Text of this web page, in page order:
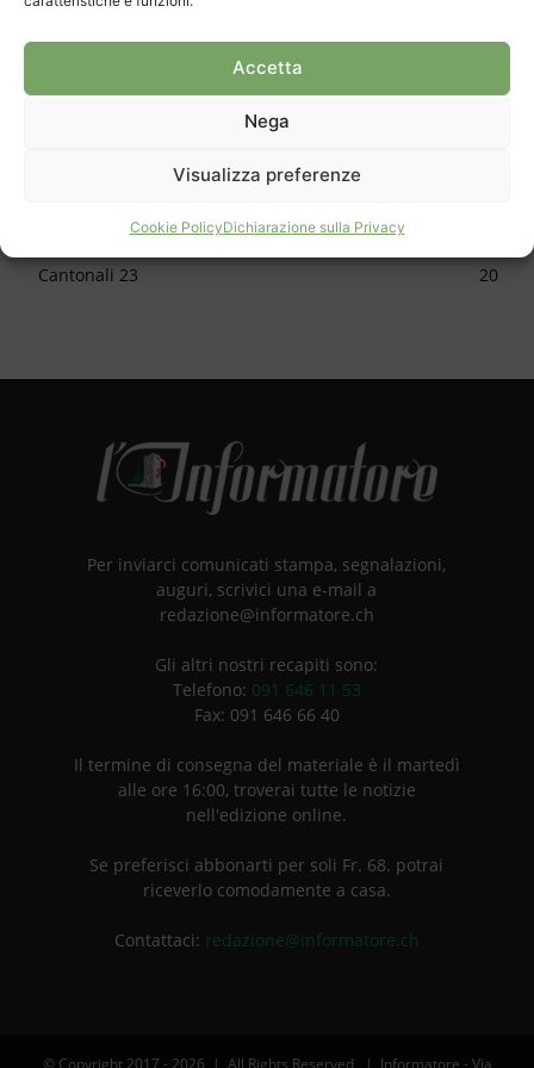
Accetta
Nega
Visualizza preferenze
Cookie PolicyDichiarazione sulla Privacy
CATEGORIE
Cultura
623
Approfondimento
Cantonali 23
20
Per inviarci comunicati stampa, segnalazioni,
auguri, scrivici una e-mail a
redazione@informatore.ch
Gli altri nostri recapiti sono:
Telefono: 091 646 11 53
Fax: 091 646 66 40
Il termine di consegna del materiale è il martedì
alle ore 16:00, troverai tutte le notizie
nell'edizione online.
Se preferisci abbonarti per soli Fr. 68. potrai
riceverlo comodamente a casa.
Contattaci: redazione@informatore.ch
© Copyright 2017 - 2026 | All Rights Reserved | Informatore - Via